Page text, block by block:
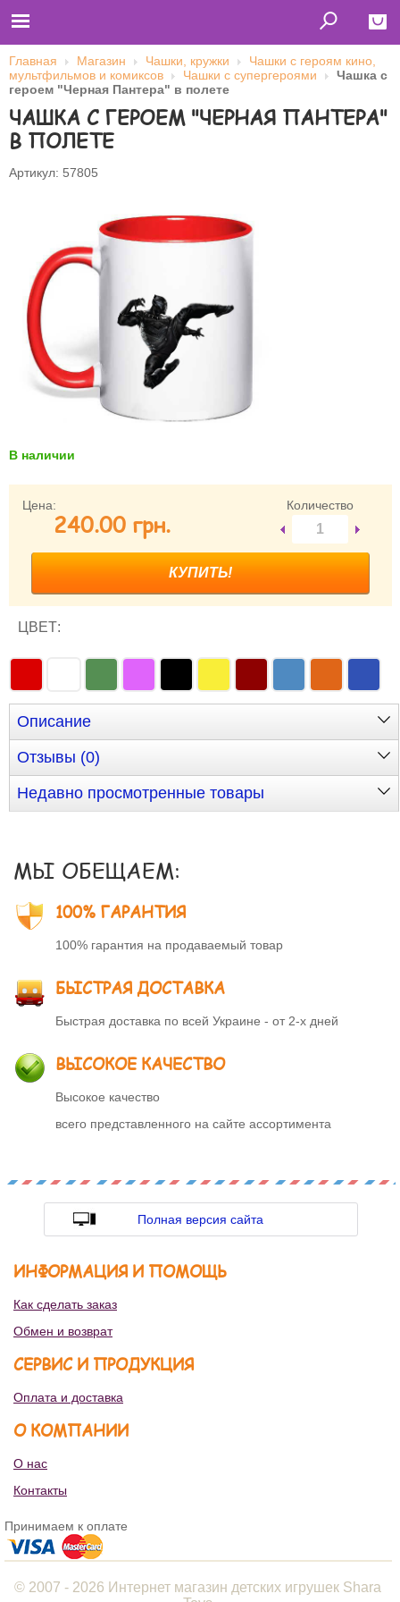
Close
Главная
Футболки
Толстовки (кенгурушки)
Лонгсливы
Имя пользователя (логин)
Пароль
Запомнить меня
Забыли имя пользователя (логин)?
Регистрация
Главная Магазин Чашки, кружки
Чашки с героям кино,
мультфильмов и комиксов
Чашки с супергероями
Чашка с
героем "Черная Пантера" в полете
ЧАШКА С ГЕРОЕМ "ЧЕРНАЯ ПАНТЕРА"
В ПОЛЕТЕ
Артикул: 57805
В наличии
Цена:
240.00 грн.
Количество
ЦВЕТ:
Описание
Отзывы (0)
Недавно просмотренные товары
МЫ ОБЕЩАЕМ:
100% ГАРАНТИЯ
100% гарантия на продаваемый товар
БЫСТРАЯ ДОСТАВКА
Быстрая доставка по всей Украине - от 2-х дней
ВЫСОКОЕ КАЧЕСТВО
Высокое качество
всего представленного на сайте ассортимента
Полная версия сайта
ИНФОРМАЦИЯ И ПОМОЩЬ
Как сделать заказ
Обмен и возврат
СЕРВИС И ПРОДУКЦИЯ
Оплата и доставка
О КОМПАНИИ
О нас
Контакты
Принимаем к оплате
© 2007 - 2026 Интернет магазин детских игрушек Shara